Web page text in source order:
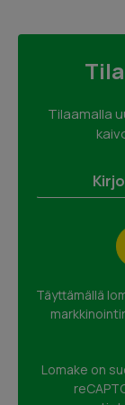
Tilaamalla
Täyttämällä
Lomake on